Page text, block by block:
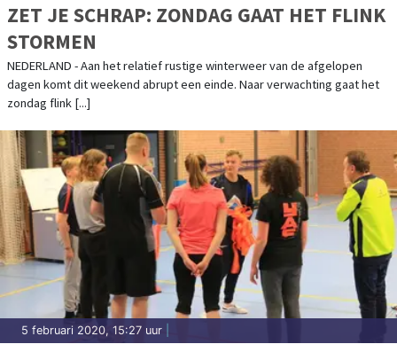
ZET JE SCHRAP: ZONDAG GAAT HET FLINK
STORMEN
NEDERLAND - Aan het relatief rustige winterweer van de afgelopen
dagen komt dit weekend abrupt een einde. Naar verwachting gaat het
zondag flink [...]
5 februari 2020, 15:27 uur